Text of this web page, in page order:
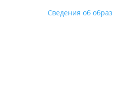
Сведения об